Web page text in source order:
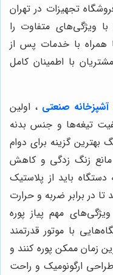
تجهیزات در تهران
ویژگی‌های متفاوت را
همراه با خدمات پس از
با اطمینان کامل
آشپزخانه صنعتی ، اولین
تیغه‌ها و جنس بدنه
گزینه برای دوام
مانع زنگ زدگی و کاهش
باید از پلاستیک
در برابر ضربه و حرارت
مهم پیاز پوره
با موتور قدرتمند
زمان ممکن پوره کنند و
ارگونومیک و راحت